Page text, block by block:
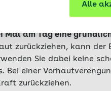
Alle
am Tag eine
zurückziehen, kann der
Sie dabei keine
Bei einer
zurückziehen.